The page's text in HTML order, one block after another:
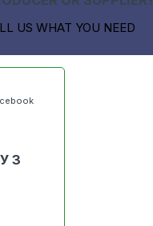
US WHAT YOU NEED
З